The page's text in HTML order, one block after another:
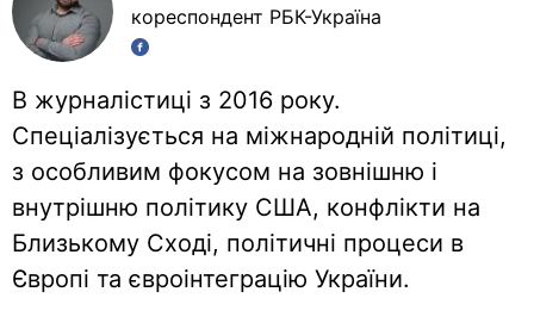
кореспондент РБК-Україна
В журналістиці з 2016 року.
Спеціалізується на міжнародній політиці,
з особливим фокусом на зовнішню і
внутрішню політику США, конфлікти на
Близькому Сході, політичні процеси в
Європі та євроінтеграцію України.